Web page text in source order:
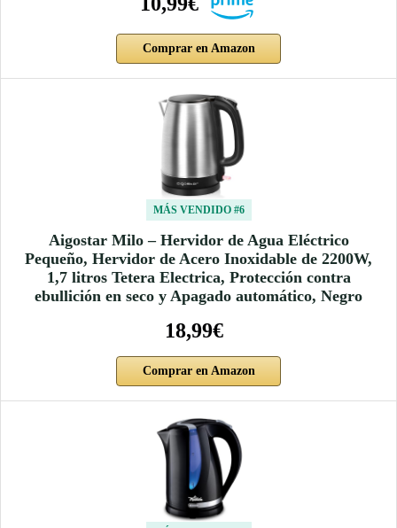
Comprar en Amazon
MÁS VENDIDO #6
Aigostar Milo – Hervidor de Agua Eléctrico
Pequeño, Hervidor de Acero Inoxidable de 2200W,
1,7 litros Tetera Electrica, Protección contra
ebullición en seco y Apagado automático, Negro
18,99€
Comprar en Amazon